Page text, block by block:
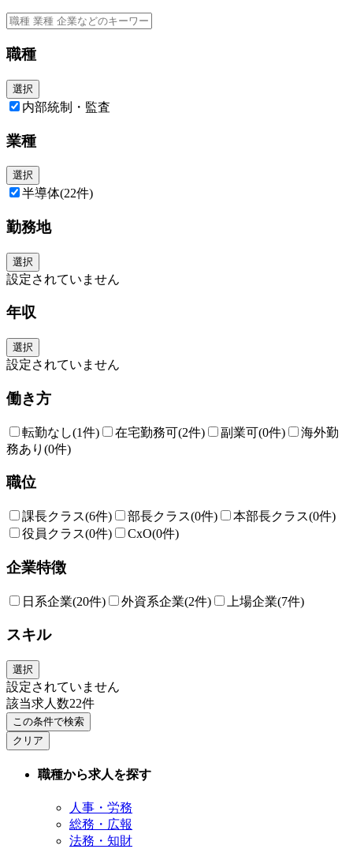
職種
選択
内部統制・監査
業種
選択
半導体(22件)
勤務地
選択
設定されていません
年収
選択
設定されていません
働き方
転勤なし(1件) 在宅勤務可(2件) 副業可(0件)
海外勤
務あり (0件)
職位
課長クラス(6件) 部長クラス(0件) 本部長クラス(0件)
役員クラス(0件) CxO(0件)
企業特徴
日系企業(20件) 外資系企業(2件) 上場企業(7件)
スキル
選択
設定されていません
該当求人数22件
この条件で検索
クリア
職種から求人を探す
人事・労務
総務・広報
法務・知財